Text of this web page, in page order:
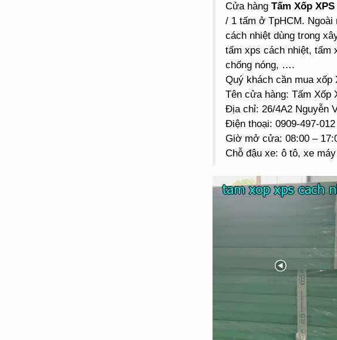
Cửa hàng Tấm Xốp
/ 1 tấm ở TpHCM. Ngoài
cách nhiệt dùng trong
tấm xps cách nhiệt, tấm
chống nóng, ….
Quý khách cần mua xốp
Tên cửa hàng: Tấm Xốp
Địa chỉ: 26/4A2 Nguyễn
Điện thoại: 0909-497-012
Giờ mở cửa: 08:00 –
Chỗ đậu xe: ô tô, xe máy